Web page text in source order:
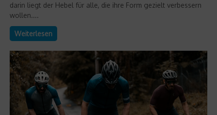
darin liegt der Hebel für alle, die ihre Form gezielt verbessern
wollen....
Weiterlesen